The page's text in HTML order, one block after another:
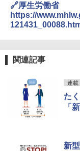
🔗厚生労働省
https://
関連記事
連載
た
「
新